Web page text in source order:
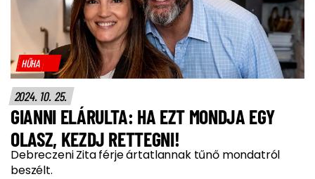
HŰHA
2024. 10. 25.
GIANNI ELÁRULTA: HA EZT MONDJA EGY
OLASZ, KEZDJ RETTEGNI!
Debreczeni Zita férje ártatlannak tűnő mondatról
beszélt.